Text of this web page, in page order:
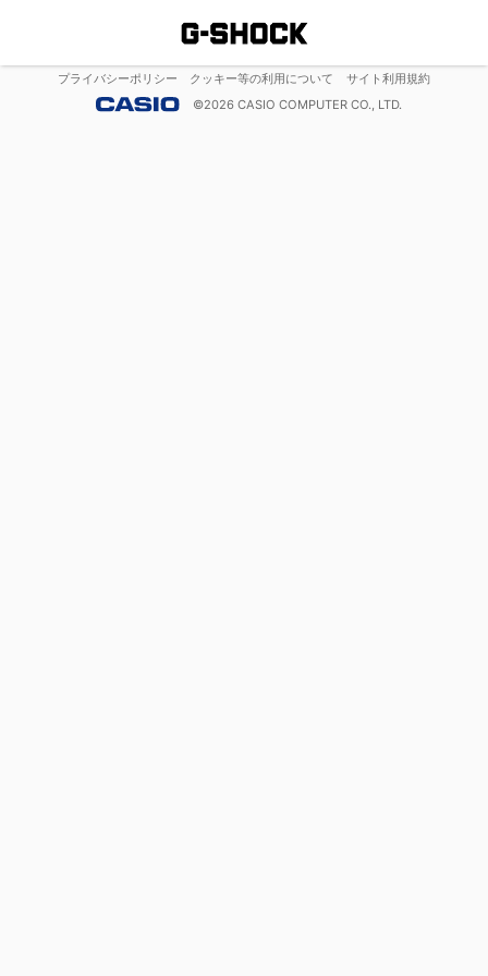
プライバシーポリシー クッキー等の利用について
サイト利用規約
©2026 CASIO COMPUTER CO., LTD.